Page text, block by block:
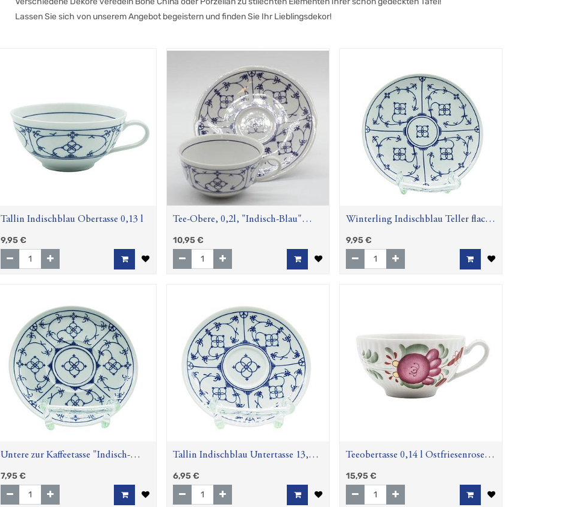
Lassen Sie sich von unserem Angebot begeistern und finden Sie Ihr Lieblingsdekor!
Tallin Indischblau Obertasse 0,13 l
9,95€
Tee-Obere, 0,2l, "Indisch-Blau"
(Winterling)
10,95€
Winterling Indischblau Teller flach
coup 17 cm
9,95€
Untere zur Kaffeetasse "Indisch-
Blau" (Winterling)
7,95€
Tallin Indischblau Untertasse 13,5
cm
6,95€
Teeobertasse 0,14 l Ostfriesenrose
(Amina)
15,95€